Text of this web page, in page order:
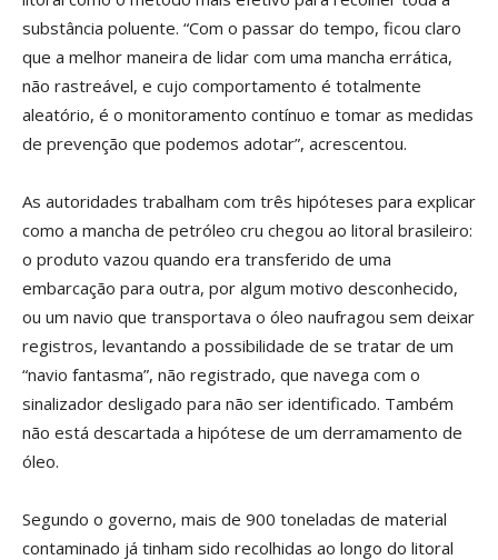
substância poluente. “Com o passar do tempo, ficou claro
que a melhor maneira de lidar com uma mancha errática,
não rastreável, e cujo comportamento é totalmente
aleatório, é o monitoramento contínuo e tomar as medidas
de prevenção que podemos adotar”, acrescentou.
As autoridades trabalham com três hipóteses para explicar
como a mancha de petróleo cru chegou ao litoral brasileiro:
o produto vazou quando era transferido de uma
embarcação para outra, por algum motivo desconhecido,
ou um navio que transportava o óleo naufragou sem deixar
registros, levantando a possibilidade de se tratar de um
“navio fantasma”, não registrado, que navega com o
sinalizador desligado para não ser identificado. Também
não está descartada a hipótese de um derramamento de
óleo.
Segundo o governo, mais de 900 toneladas de material
contaminado já tinham sido recolhidas ao longo do litoral